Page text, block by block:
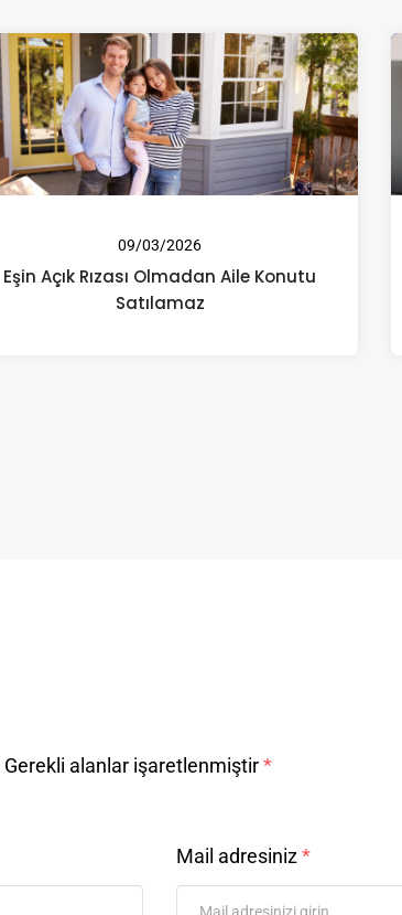
09/03/2026
Eşin Açık Rızası Olmadan Aile Konutu
Satılamaz
Gerekli alanlar işaretlenmiştir*
Mail adresiniz*